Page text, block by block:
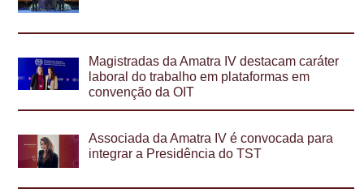
Magistradas da Amatra IV destacam caráter
laboral do trabalho em plataformas em
convenção da OIT
Associada da Amatra IV é convocada para
integrar a Presidência do TST